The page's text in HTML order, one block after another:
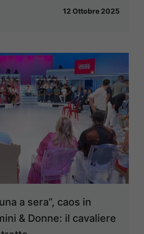
12 Ottobre 2025
a sera”, caos in
& Donne: il cavaliere